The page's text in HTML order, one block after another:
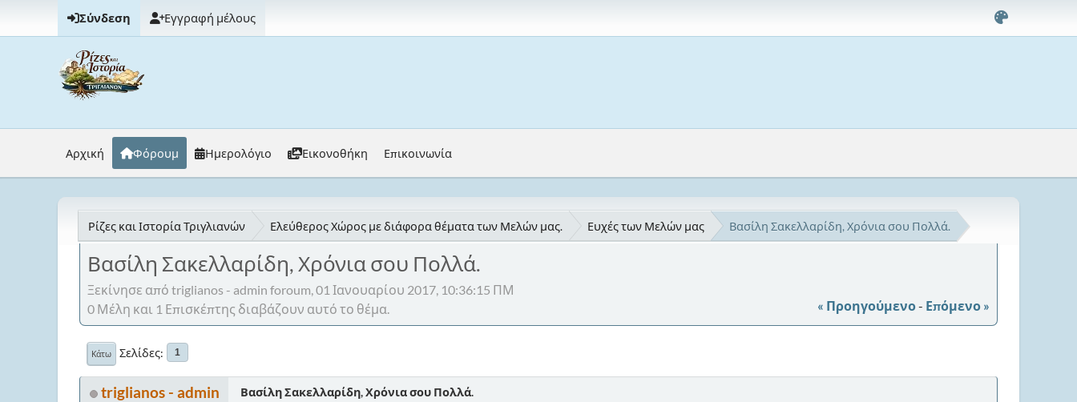
Σύνδεση Εγγραφή μέλους
Αρχική Φόρουμ Ημερολόγιο Εικονοθήκη Επικοινωνία
Ρίζες και Ιστορία Τριγλιανών Ελεύθερος Χώρος με διάφορα θέματα των Μελών μας. Ευχές των Μελών μας Βασίλη Σακελλαρίδη, Χρόνια σου Πολλά.
Βασίλη Σακελλαρίδη, Χρόνια σου Πολλά.
Ξεκίνησε από triglianos - admin foroum, 01 Ιανουαρίου 2017, 10:36:15 ΠΜ
« Προηγούμενο- Επόμενο »
0 Μέλη και 1 Επισκέπτης διαβάζουν αυτό το θέμα.
Κάτω Σελίδες 1
triglianos - admin
Βασίλη Σακελλαρίδη, Χρόνια σου Πολλά.